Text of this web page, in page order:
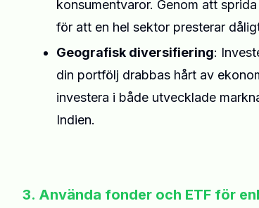
konsumentvaror. Genom att
för att en hel sektor presterar
Geografisk diversifiering:
din portfölj drabbas hårt av
investera i både utvecklade
Indien.
3. Använda fonder och ETF för